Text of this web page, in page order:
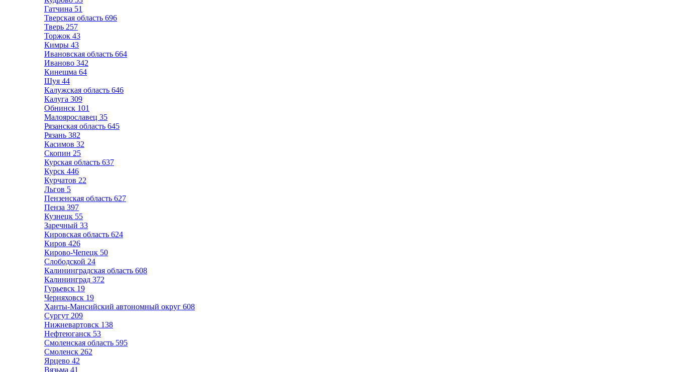
Гатчина 51
Тверская область 696
Тверь 257
Торжок 43
Кимры 43
Ивановская область 664
Иваново 342
Кинешма 64
Шуя 44
Калужская область 646
Калуга 309
Обнинск 101
Малоярославец 35
Рязанская область 645
Рязань 382
Касимов 32
Скопин 25
Курская область 637
Курск 446
Курчатов 22
Льгов 5
Пензенская область 627
Пенза 397
Кузнецк 55
Заречный 33
Кировская область 624
Киров 426
Кирово-Чепецк 50
Слободской 24
Калининградская область 608
Калининград 372
Гурьевск 19
Черняховск 19
Ханты-Мансийский автономный округ 608
Сургут 209
Нижневартовск 138
Нефтеюганск 53
Смоленская область 595
Смоленск 262
Ярцево 42
Вязьма 41